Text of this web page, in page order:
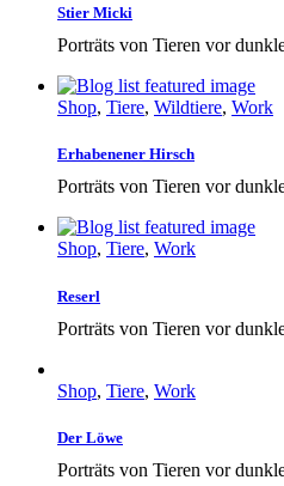
Stier Micki
Porträts von Tieren vor
Shop, Tiere, Wildtiere, Work
Erhabenener Hirsch
Porträts von Tieren vor
Shop, Tiere, Work
Reserl
Porträts von Tieren vor
Shop, Tiere, Work
Der Löwe
Porträts von Tieren vor